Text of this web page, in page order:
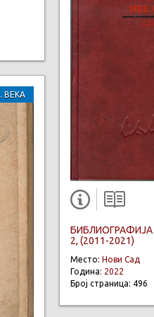
ВЕКА
БИБЛИОГРАФИЈА
2, (2011-2021)
Место: Нови Сад
Година: 2022
Број страница: 496